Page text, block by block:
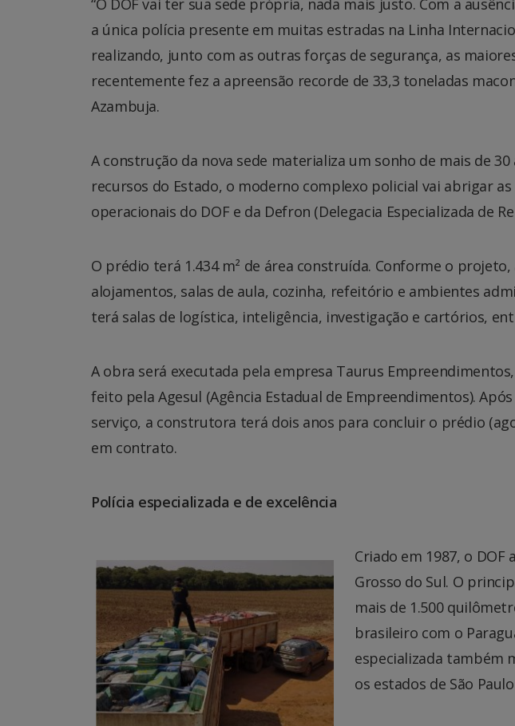
a única polícia presente em muitas estradas na Linha
realizando, junto com as outras forças de segurança, as
recentemente fez a apreensão recorde de 33,3 toneladas
Azambuja.
A construção da nova sede materializa um sonho de mais de 30
recursos do Estado, o moderno complexo policial vai abrigar
operacionais do DOF e da Defron (Delegacia Especializada de
O prédio terá 1.434 m² de área construída. Conforme o
alojamentos, salas de aula, cozinha, refeitório e ambientes
terá salas de logística, inteligência, investigação e cartórios,
A obra será executada pela empresa Taurus
feito pela Agesul (Agência Estadual de Empreendimentos).
serviço, a construtora terá dois anos para concluir o prédio
em contrato.
Polícia especializada e de excelência
Criado em 1987, o
Grosso do Sul. O
mais de 1.500
brasileiro com o
especializada também
os estados de São